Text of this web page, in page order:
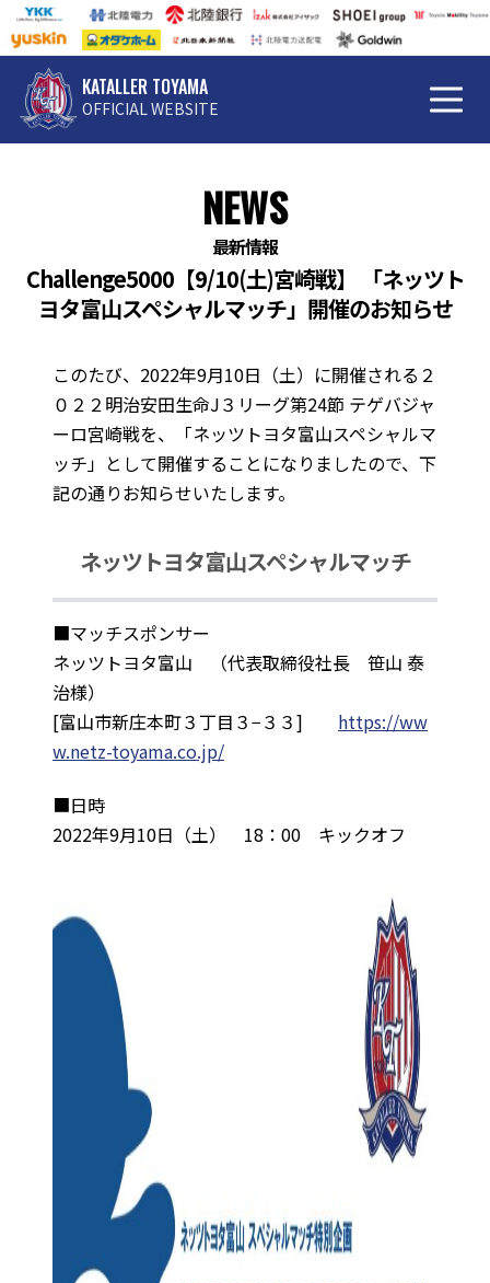
KATALLER TOYAMA
OFFICIAL WEBSITE
NEWS
最新情報
Challenge5000【9/10(土)宮崎戦】 「ネッツト
ヨタ富山スペシャルマッチ」開催のお知らせ
このたび、2022年9月10日（土）に開催される２
０２２明治安田生命J３リーグ第24節 テゲバジャ
ーロ宮崎戦を、「ネッツトヨタ富山スペシャルマ
ッチ」として開催することになりましたので、下
記の通りお知らせいたします。
ネッツトヨタ富山スペシャルマッチ
■マッチスポンサー
ネッツトヨタ富山 （代表取締役社長 笹山 泰
治様）
[富山市新庄本町３丁目３−３３] https://ww
w.netz-toyama.co.jp/
■日時
2022年9月10日（土） 18：00 キックオフ